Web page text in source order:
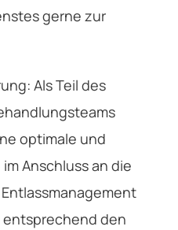
gerne zur
Als Teil des
optimale und
Anschluss an die
Entlassmanagement
den